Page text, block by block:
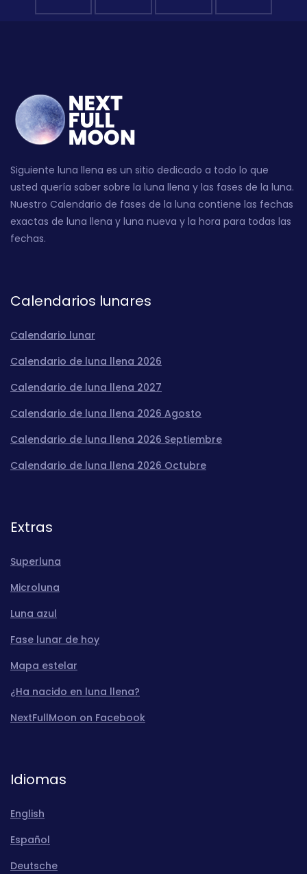
Siguiente luna llena es un sitio dedicado a todo lo que
usted quería saber sobre la luna llena y las fases de la luna.
Nuestro Calendario de fases de la luna contiene las fechas
exactas de luna llena y luna nueva y la hora para todas las
fechas.
Calendarios lunares
Calendario lunar
Calendario de luna llena 2026
Calendario de luna llena 2027
Calendario de luna llena 2026 Agosto
Calendario de luna llena 2026 Septiembre
Calendario de luna llena 2026 Octubre
Extras
Superluna
Microluna
Luna azul
Fase lunar de hoy
Mapa estelar
¿Ha nacido en luna llena?
NextFullMoon on Facebook
Idiomas
English
Español
Deutsche